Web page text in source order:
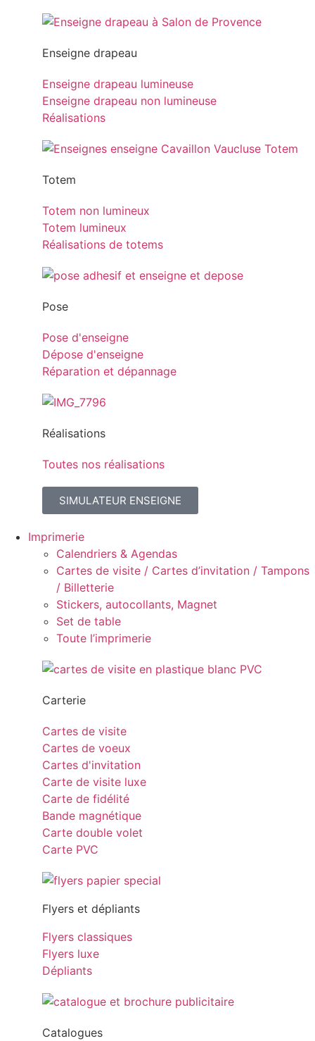
Enseigne drapeau
Enseigne drapeau lumineuse
Enseigne drapeau non lumineuse
Réalisations
Totem
Totem non lumineux
Totem lumineux
Réalisations de totems
Pose
Pose d'enseigne
Dépose d'enseigne
Réparation et dépannage
Réalisations
Toutes nos réalisations
SIMULATEUR ENSEIGNE
Imprimerie
Calendriers & Agendas
Cartes de visite / Cartes d’invitation / Tampons
/ Billetterie
Stickers, autocollants, Magnet
Set de table
Toute l’imprimerie
Carterie
Cartes de visite
Cartes de voeux
Cartes d'invitation
Carte de visite luxe
Carte de fidélité
Bande magnétique
Carte double volet
Carte PVC
Flyers et dépliants
Flyers classiques
Flyers luxe
Dépliants
Catalogues